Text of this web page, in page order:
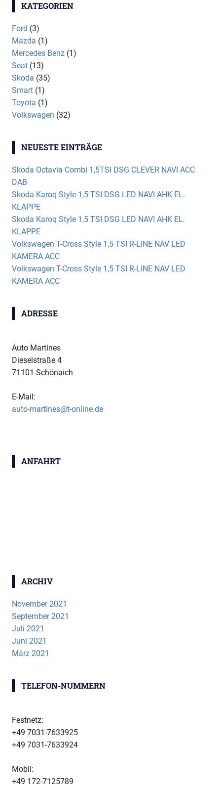
KATEGORIEN
Ford (3)
Mazda (1)
Mercedes Benz (1)
Seat (13)
Skoda (35)
Smart (1)
Toyota (1)
Volkswagen (32)
NEUESTE EINTRÄGE
Skoda Octavia Combi 1,5TSI DSG CLEVER NAVI ACC
DAB
Skoda Karoq Style 1,5 TSI DSG LED NAVI AHK EL.
KLAPPE
Skoda Karoq Style 1,5 TSI DSG LED NAVI AHK EL.
KLAPPE
Volkswagen T-Cross Style 1,5 TSI R-LINE NAV LED
KAMERA ACC
Volkswagen T-Cross Style 1,5 TSI R-LINE NAV LED
KAMERA ACC
ADRESSE
Auto Martines
Dieselstraße 4
71101 Schönaich
E-Mail:
auto-martines@t-online.de
ANFAHRT
ARCHIV
November 2021
September 2021
Juli 2021
Juni 2021
März 2021
TELEFON-NUMMERN
Festnetz:
+49 7031-7633925
+49 7031-7633924
Mobil:
+49 172-7125789